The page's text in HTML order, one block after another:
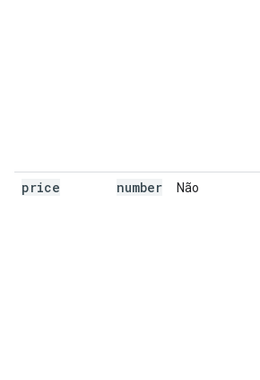
price number Não